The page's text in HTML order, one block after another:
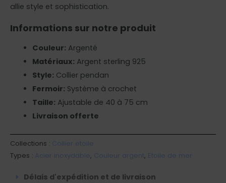
allie style et sophistication.
Informations sur notre produit
Couleur: Argenté
Matériaux: Argent sterling 925
Style: Collier pendan
Fermoir: Système à crochet
Taille: Ajustable de 40 à 75 cm
Livraison offerte
Collections : Collier etoile
Types : Acier inoxydable, Couleur argent, Etoile de mer
Délais d'expédition et de livraison